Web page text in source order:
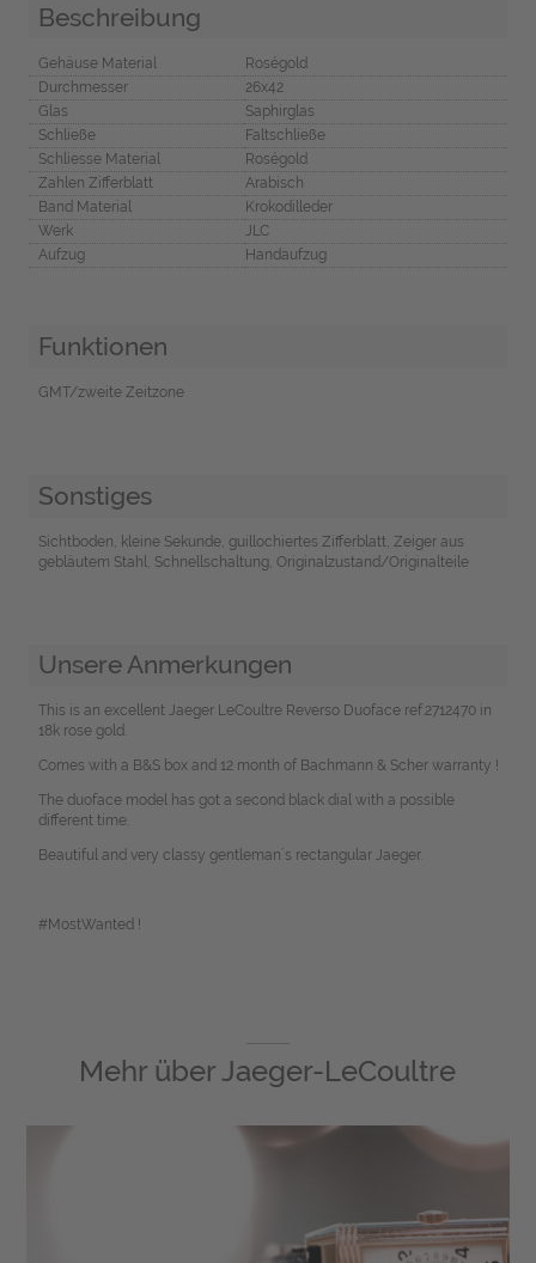
Beschreibung
Gehäuse Material
Roségold
Durchmesser
26x42
Glas
Saphirglas
Schließe
Faltschließe
Schliesse Material
Roségold
Zahlen Zifferblatt
Arabisch
Band Material
Krokodilleder
Werk
JLC
Aufzug
Handaufzug
Funktionen
GMT/zweite Zeitzone
Sonstiges
Sichtboden, kleine Sekunde, guillochiertes Zifferblatt, Zeiger aus
gebläutem Stahl, Schnellschaltung, Originalzustand/Originalteile
Unsere Anmerkungen
This is an excellent Jaeger LeCoultre Reverso Duoface ref.2712470 in
18k rose gold.
Comes with a B&S box and 12 month of Bachmann & Scher warranty !
The duoface model has got a second black dial with a possible
different time.
Beautiful and very classy gentleman´s rectangular Jaeger.
#MostWanted !
Mehr überJaeger-LeCoultre